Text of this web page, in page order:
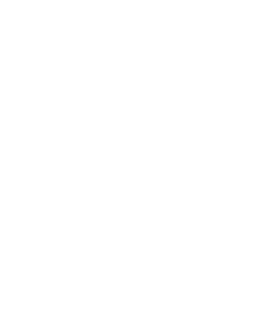
registreringsnavnet, mens
og det tilknyttede
DIT PROBLEM?